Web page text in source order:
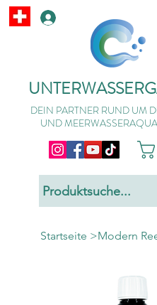
DEIN PARTNER RUND UM
UND
Startseite >Modern